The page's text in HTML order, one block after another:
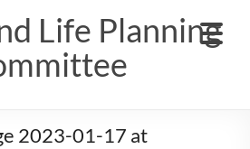
Life Planning
2023-01-17 at